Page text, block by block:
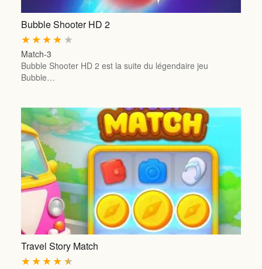
Bubble Shooter HD 2
★
★
★
★
★
Match-3
Bubble Shooter HD 2 est la suite du légendaire jeu
Bubble…
Travel Story Match
★
★
★
★
★